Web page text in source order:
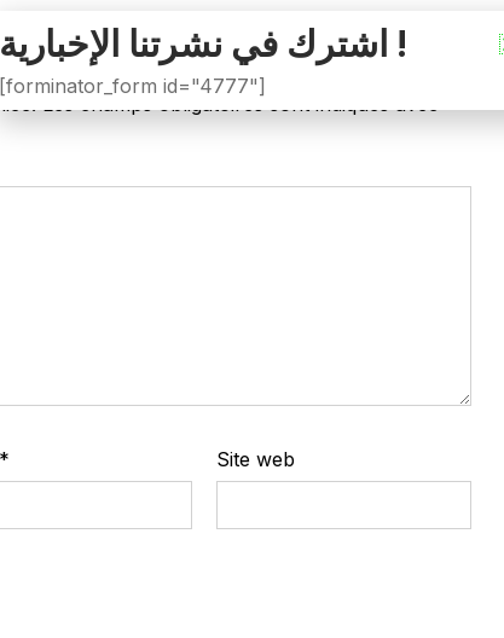
Les champs obligatoires sont indiqués avec
* Site web
اشترك في نشرتنا الإخبارية !
[forminator_form id="4777"]